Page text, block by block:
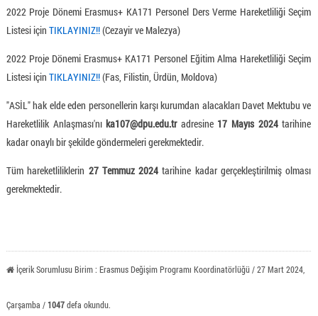
2022 Proje Dönemi Erasmus+ KA171 Personel Ders Verme Hareketliliği Seçim
Listesi için TIKLAYINIZ!!(Cezayir ve Malezya)
2022 Proje Dönemi Erasmus+ KA171 Personel Eğitim Alma Hareketliliği Seçim
Listesi için TIKLAYINIZ!!(Fas, Filistin, Ürdün, Moldova)
"ASİL" hak elde eden personellerin karşı kurumdan alacakları Davet Mektubu ve
Hareketlilik Anlaşması'nı ka107@dpu.edu.tradresine 17 Mayıs 2024tarihine
kadar onaylı bir şekilde göndermeleri gerekmektedir.
Tüm hareketliliklerin 27 Temmuz 2024tarihine kadar gerçekleştirilmiş olması
gerekmektedir.
İçerik Sorumlusu Birim : Erasmus Değişim Programı Koordinatörlüğü / 27 Mart 2024,
Çarşamba /1047defa okundu.